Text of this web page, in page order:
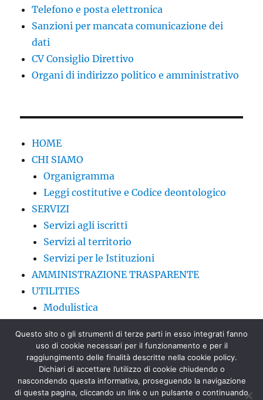
Telefono e posta elettronica
Sanzioni per mancata comunicazione dei
dati
CV Consiglio Direttivo
Organi di indirizzo politico e amministrativo
HOME
CHI SIAMO
Organigramma
Leggi costitutive e Codice deontologico
SERVIZI
Servizi agli iscritti
Servizi al territorio
Servizi per le Istituzioni
AMMINISTRAZIONE TRASPARENTE
UTILITIES
Modulistica
CONTATTI
FORMAZIONE
EVENTI
COMUNICAZIONI, BANDI E NEWS
Questo sito o gli strumenti di terze parti in esso integrati fanno
uso di cookie necessari per il funzionamento e per il
raggiungimento delle finalità descritte nella cookie policy.
Dichiari di accettare l’utilizzo di cookie chiudendo o
nascondendo questa informativa, proseguendo la navigazione
di questa pagina, cliccando un link o un pulsante o continuando